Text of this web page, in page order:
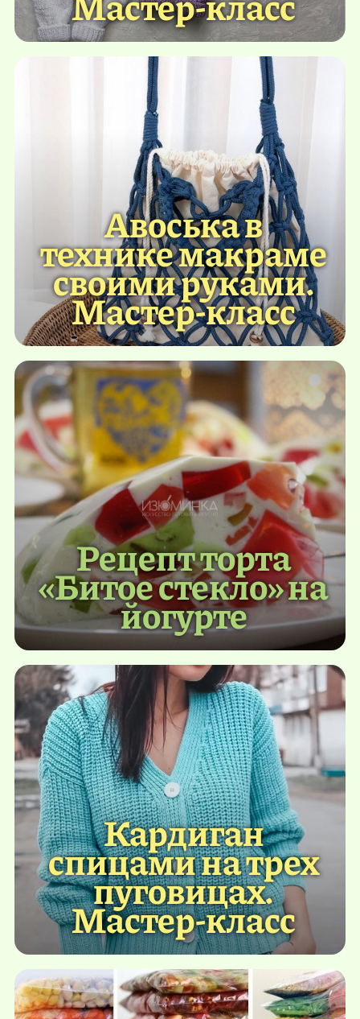
Авоська в
технике макраме
своими руками.
Мастер-класс
Рецепт торта
«Битое стекло» на
йогурте
Кардиган
спицами на трех
пуговицах.
Мастер-класс